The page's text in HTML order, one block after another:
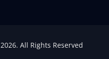
2026. All Rights Reserved